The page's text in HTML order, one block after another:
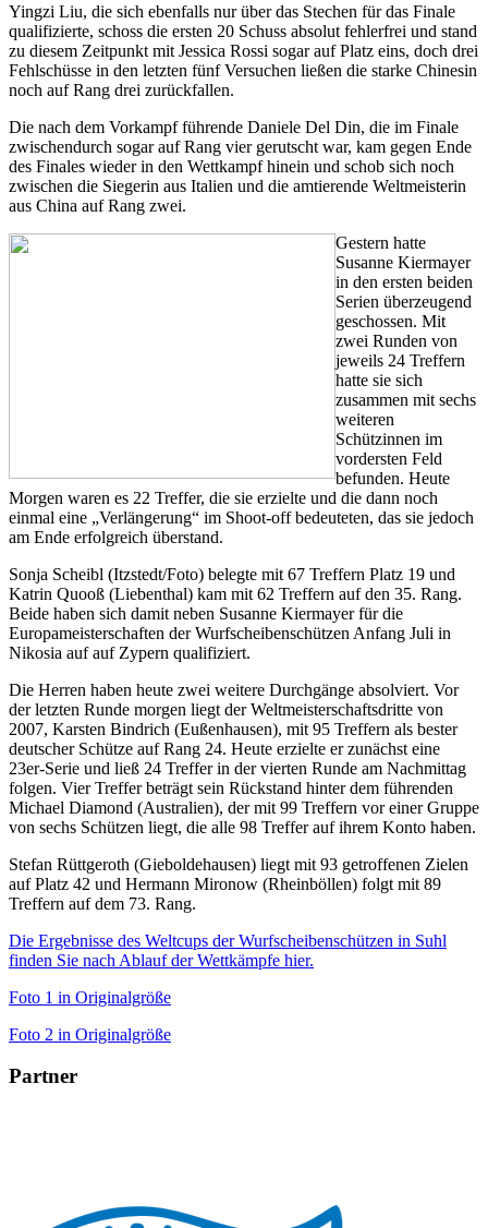
Yingzi Liu, die sich ebenfalls nur über das Stechen für das Finale
qualifizierte, schoss die ersten 20 Schuss absolut fehlerfrei und stand
zu diesem Zeitpunkt mit Jessica Rossi sogar auf Platz eins, doch drei
Fehlschüsse in den letzten fünf Versuchen ließen die starke Chinesin
noch auf Rang drei zurückfallen.
Die nach dem Vorkampf führende Daniele Del Din, die im Finale
zwischendurch sogar auf Rang vier gerutscht war, kam gegen Ende
des Finales wieder in den Wettkampf hinein und schob sich noch
zwischen die Siegerin aus Italien und die amtierende Weltmeisterin
aus China auf Rang zwei.
Gestern hatte
Susanne Kiermayer
in den ersten beiden
Serien überzeugend
geschossen. Mit
zwei Runden von
jeweils 24 Treffern
hatte sie sich
zusammen mit sechs
weiteren
Schützinnen im
vordersten Feld
befunden. Heute
Morgen waren es 22 Treffer, die sie erzielte und die dann noch
einmal eine „Verlängerung“ im Shoot-off bedeuteten, das sie jedoch
am Ende erfolgreich überstand.
Sonja Scheibl (Itzstedt/Foto) belegte mit 67 Treffern Platz 19 und
Katrin Quooß (Liebenthal) kam mit 62 Treffern auf den 35. Rang.
Beide haben sich damit neben Susanne Kiermayer für die
Europameisterschaften der Wurfscheibenschützen Anfang Juli in
Nikosia auf auf Zypern qualifiziert.
Die Herren haben heute zwei weitere Durchgänge absolviert. Vor
der letzten Runde morgen liegt der Weltmeisterschaftsdritte von
2007, Karsten Bindrich (Eußenhausen), mit 95 Treffern als bester
deutscher Schütze auf Rang 24. Heute erzielte er zunächst eine
23er-Serie und ließ 24 Treffer in der vierten Runde am Nachmittag
folgen. Vier Treffer beträgt sein Rückstand hinter dem führenden
Michael Diamond (Australien), der mit 99 Treffern vor einer Gruppe
von sechs Schützen liegt, die alle 98 Treffer auf ihrem Konto haben.
Stefan Rüttgeroth (Gieboldehausen) liegt mit 93 getroffenen Zielen
auf Platz 42 und Hermann Mironow (Rheinböllen) folgt mit 89
Treffern auf dem 73. Rang.
Die Ergebnisse des Weltcups der Wurfscheibenschützen in Suhl
finden Sie nach Ablauf der Wettkämpfe hier.
Foto 1 in Originalgröße
Foto 2 in Originalgröße
Partner